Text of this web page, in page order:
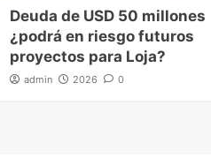
Deuda de USD 50 millones
¿podrá en riesgo futuros
proyectos para Loja?
admin 2026 0